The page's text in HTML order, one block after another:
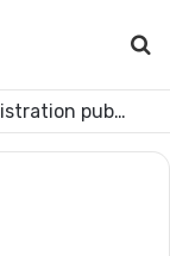
Togo : plusieurs agents de l’administration publique révoqués